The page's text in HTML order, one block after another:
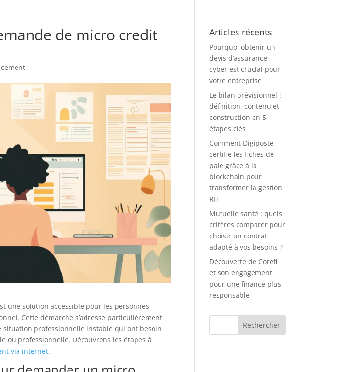
de micro credit
une solution accessible pour les personnes
Cette démarche s’adresse particulièrement
professionnelle instable qui ont besoin
ou professionnelle. Découvrons les étapes à
via internet.
Articles récents
Pourquoi obtenir un
devis d’assurance
cyber est crucial pour
votre entreprise
Le bilan prévisionnel :
définition, contenu et
construction en 5
étapes clés
Comment Digiposte
certifie les fiches de
paie grâce à la
blockchain pour
transformer la gestion
RH
Mutuelle santé : quels
critères comparer pour
choisir un contrat
adapté à vos besoins ?
Découverte de Corefi
et son engagement
pour une finance plus
responsable